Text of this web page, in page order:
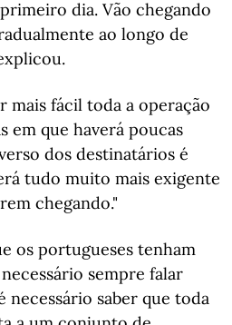
dia. Vão chegando
ao longo de
mais fácil toda a operação
em que haverá poucas
dos destinatários é
tudo muito mais exigente
chegando."
os portugueses tenham
sempre falar
necessário saber que toda